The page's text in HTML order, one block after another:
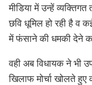
मीडिया में उन्हें
छवि धूमिल हो रही है व
में फंसाने की धमकी देने
वही अब विधायक ने भी
खिलाफ मोर्चा खोलते हुए